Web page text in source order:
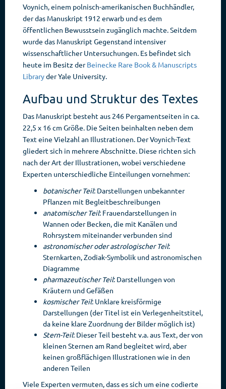
Voynich, einem polnisch-amerikanischen Buchhändler,
der das Manuskript 1912 erwarb und es dem
öffentlichen Bewusstsein zugänglich machte. Seitdem
wurde das Manuskript Gegenstand intensiver
wissenschaftlicher Untersuchungen. Es befindet sich
heute im Besitz derBeinecke Rare Book & Manuscripts
Libraryder Yale University.
Aufbau und Struktur des Textes
Das Manuskript besteht aus 246 Pergamentseiten in ca.
22,5 x 16 cm Größe. Die Seiten beinhalten neben dem
Text eine Vielzahl an Illustrationen. Der Voynich-Text
gliedert sich in mehrere Abschnitte. Diese richten sich
nach der Art der Illustrationen, wobei verschiedene
Experten unterschiedliche Einteilungen vornehmen:
botanischer Teil: Darstellungen unbekannter
Pflanzen mit Begleitbeschreibungen
anatomischer Teil: Frauendarstellungen in
Wannen oder Becken, die mit Kanälen und
Rohrsystem miteinander verbunden sind
astronomischer oder astrologischer Teil:
Sternkarten, Zodiak-Symbolik und astronomischen
Diagramme
pharmazeutischer Teil: Darstellungen von
Kräutern und Gefäßen
kosmischer Teil: Unklare kreisförmige
Darstellungen (der Titel ist ein Verlegenheitstitel,
da keine klare Zuordnung der Bilder möglich ist)
Stern-Teil: Dieser Teil besteht v.a. aus Text, der von
kleinen Sternen am Rand begleitet wird, aber
keinen großflächigen Illustrationen wie in den
anderen Teilen
Viele Experten vermuten, dass es sich um eine codierte